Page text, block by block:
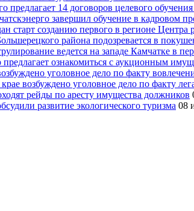
предлагает 14 договоров целевого
завершил обучение в кадровом
старт созданию первого в регионе
района подозревается в
ведется на западе Камчатке в
ознакомиться с аукционным
уголовное дело по факту
возбуждено уголовное дело по факту
рейды по аресту имущества должников
развитие экологического туризма 08